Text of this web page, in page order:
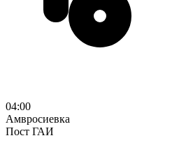
04:00
Амвросиевка
Пост ГАИ